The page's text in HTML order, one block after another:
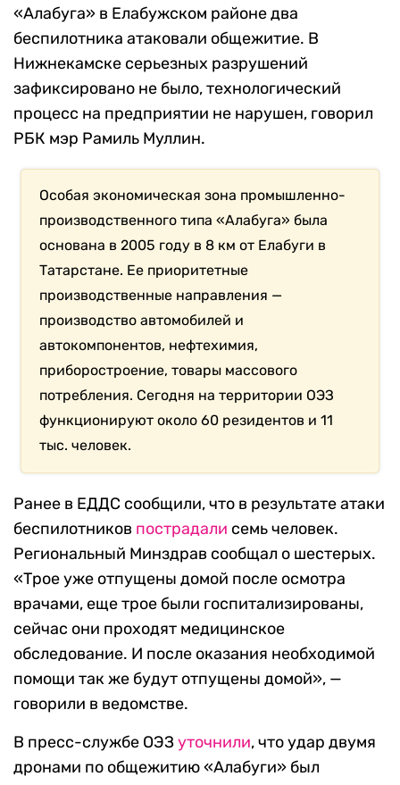
«Алабуга» в Елабужском районе два
беспилотника атаковали общежитие. В
Нижнекамске серьезных разрушений
зафиксировано не было, технологический
процесс на предприятии не нарушен, говорил
РБК мэр Рамиль Муллин.
Особая экономическая зона промышленно-
производственного типа «Алабуга» была
основана в 2005 году в 8 км от Елабуги в
Татарстане. Ее приоритетные
производственные направления —
производство автомобилей и
автокомпонентов, нефтехимия,
приборостроение, товары массового
потребления. Сегодня на территории ОЭЗ
функционируют около 60 резидентов и 11
тыс. человек.
Ранее в ЕДДС сообщили, что в результате атаки
беспилотников пострадали семь человек.
Региональный Минздрав сообщал о шестерых.
«Трое уже отпущены домой после осмотра
врачами, еще трое были госпитализированы,
сейчас они проходят медицинское
обследование. И после оказания необходимой
помощи так же будут отпущены домой», —
говорили в ведомстве.
В пресс-службе ОЭЗуточнили, что удар двумя
дронами по общежитию «Алабуги» был